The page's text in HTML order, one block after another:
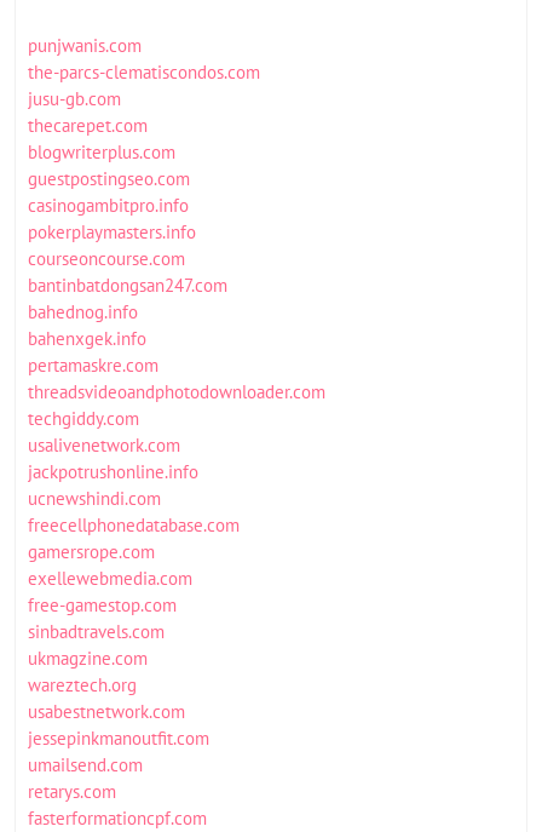
punjwanis.com
the-parcs-clematiscondos.com
jusu-gb.com
thecarepet.com
blogwriterplus.com
guestpostingseo.com
casinogambitpro.info
pokerplaymasters.info
courseoncourse.com
bantinbatdongsan247.com
bahednog.info
bahenxgek.info
pertamaskre.com
threadsvideoandphotodownloader.com
techgiddy.com
usalivenetwork.com
jackpotrushonline.info
ucnewshindi.com
freecellphonedatabase.com
gamersrope.com
exellewebmedia.com
free-gamestop.com
sinbadtravels.com
ukmagzine.com
wareztech.org
usabestnetwork.com
jessepinkmanoutfit.com
umailsend.com
retarys.com
fasterformationcpf.com